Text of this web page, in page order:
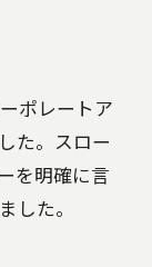
ポレートア
た。スロー
を明確に言
した。